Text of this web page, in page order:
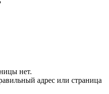
нет.
адрес или страница